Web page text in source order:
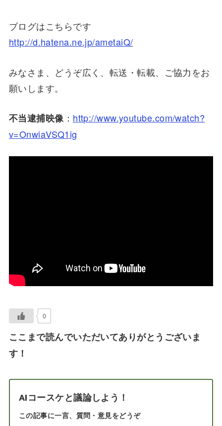
ブログはこちらです
http://d.hatena.ne.jp/ametaiQ/
みなさま、どうぞ広く、転送・転載、ご協力をお
願いします。
不当逮捕映像： http://www.youtube.com/watch?
v=OnwiaVSQ1ig
0
ここまで読んでいただいてありがとうございま
す！
AIコースケと議論しよう！
この記事に一言、質問・意見をどうぞ